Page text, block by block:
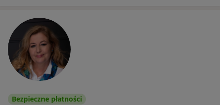
Bezpieczne płatności